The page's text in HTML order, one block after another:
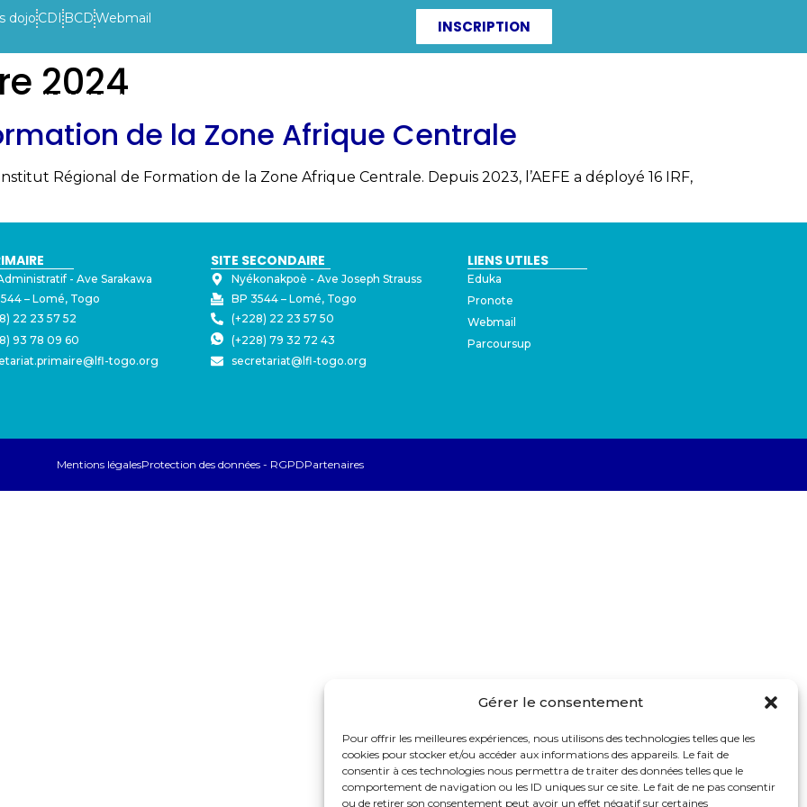
Gérer le consentement
Pour offrir les meilleures expériences, nous utilisons des technologies telles que les
cookies pour stocker et/ou accéder aux informations des appareils. Le fait de
consentir à ces technologies nous permettra de traiter des données telles que le
comportement de navigation ou les ID uniques sur ce site. Le fait de ne pas consentir
ou de retirer son consentement peut avoir un effet négatif sur certaines
dojo CDI BCDWebmail INSCRIPTION
VIE DE L’ETABLISSEMENT
2024
de la Zone Afrique Centrale
Régional de Formation de la Zone Afrique Centrale. Depuis 2023, l’AEFE a déployé 16 IRF,
- ⁠Ave Sarakawa
– Lomé, Togo
22 23 57 52
93 78 09 60
togo.org
SITE SECONDAIRE
Nyékonakpoè - ⁠Ave Joseph Strauss
BP 3544 – Lomé, Togo
(+228) 22 23 57 50
(+228) 79 32 72 43
secretariat@lfl-togo.org
LIENS UTILES
Eduka
Pronote
Webmail
Parcoursup
Mentions légalesProtection des données - RGPDPartenaires